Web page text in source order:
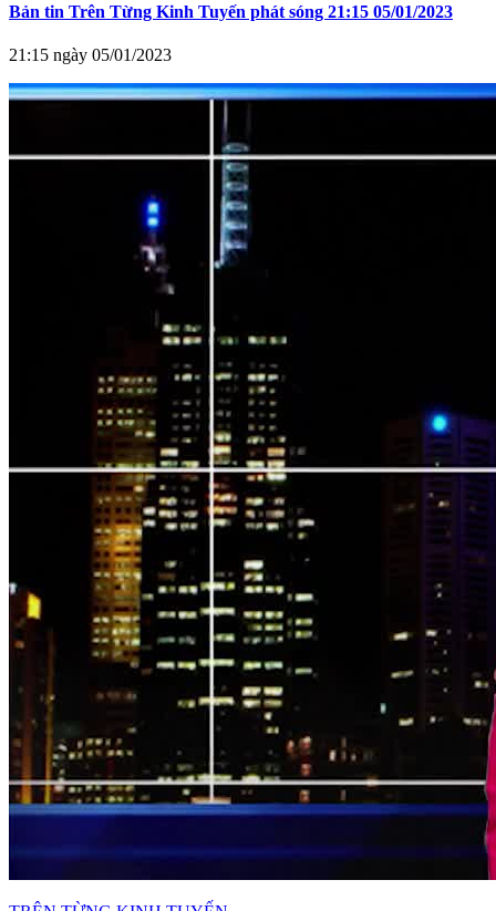
Bản tin Trên Từng Kinh Tuyến phát sóng 21:15 05/01/2023
21:15 ngày 05/01/2023